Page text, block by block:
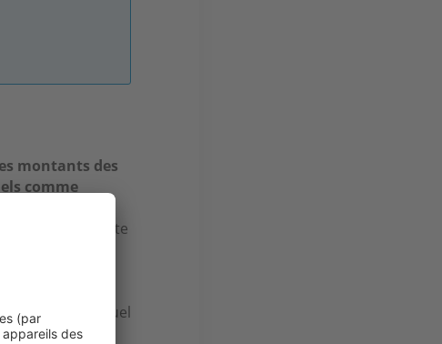
montants des
comme
des
de cette
à 3,5 % des
retenue. Bien
fonciers. Elles
, lequel